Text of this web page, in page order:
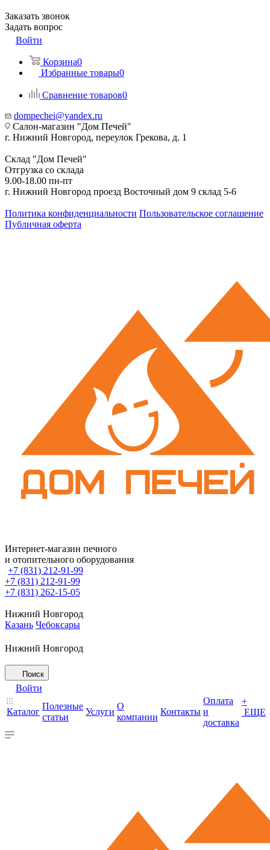
Заказать звонок
Задать вопрос
Войти
Корзина0
Избранные товары0
Сравнение товаров0
dompechei@yandex.ru
Салон-магазин "Дом Печей"
г. Нижний Новгород, переулок Грекова, д. 1
Склад "Дом Печей"
Отгрузка со склада
9.00-18.00 пн-пт
г. Нижний Новгород проезд Восточный дом 9 склад 5-6
Политика конфиденциальности Пользовательское соглашение
Публичная оферта
Интернет-магазин печного
и отопительного оборудования
+7 (831) 212-91-99
+7 (831) 212-91-99
+7 (831) 262-15-05
Нижний Новгород
Казань Чебоксары
Нижний Новгород
Поиск
Войти
Каталог
Полезные
статьи
Услуги
О
компании
Контакты
Оплата
и
доставка
+
ЕЩЕ